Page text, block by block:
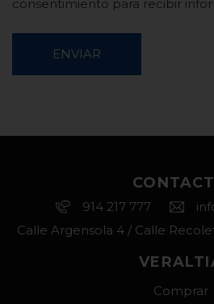
consentimiento para recibir
ENVIAR
914 217 777
Calle Argensola 4 / Calle
Comprar